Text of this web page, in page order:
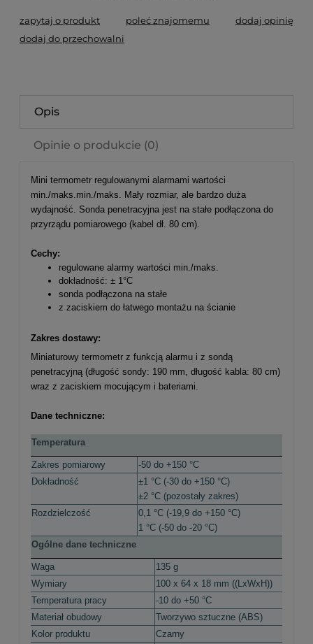
zapytaj o produkt poleć znajomemu
dodaj opinię
dodaj do przechowalni
Opis
Opinie o produkcie (0)
Mini termometr regulowanymi alarmami wartości
min./maks.min./maks. Mały rozmiar, ale bardzo duża
wydajność. Sonda penetracyjna jest na stałe podłączona do
przyrządu pomiarowego (kabel dł. 80 cm).
Cechy:
regulowane alarmy wartości min./maks.
dokładność: ± 1°C
sonda podłączona na stałe
z zaciskiem do łatwego montażu na ścianie
Zakres dostawy:
Miniaturowy termometr z funkcją alarmu i z sondą
penetracyjną (długość sondy: 190 mm, długość kabla: 80 cm)
wraz z zaciskiem mocującym i bateriami.
Dane techniczne:
Temperatura
Zakres pomiarowy
-50 do +150 °C
Dokładność
±1 °C (-30 do +150 °C)
±2 °C (pozostały zakres)
Rozdzielczość
0,1 °C (-19,9 do +150 °C)
1 °C (-50 do -20 °C)
Ogólne dane techniczne
Waga
135 g
Wymiary
100 x 64 x 18 mm ((LxWxH))
Temperatura pracy
-10 do +50 °C
Materiał obudowy
Tworzywo sztuczne (ABS)
Kolor produktu
Czarny